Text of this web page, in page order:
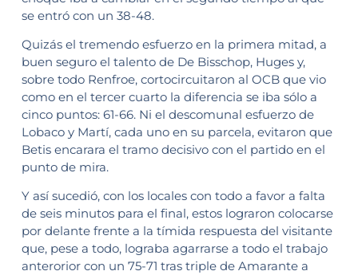
se entró con un 38-48.
Quizás el tremendo esfuerzo en la primera mitad, a
buen seguro el talento de De Bisschop, Huges y,
sobre todo Renfroe, cortocircuitaron al OCB que vio
como en el tercer cuarto la diferencia se iba sólo a
cinco puntos: 61-66. Ni el descomunal esfuerzo de
Lobaco y Martí, cada uno en su parcela, evitaron que
Betis encarara el tramo decisivo con el partido en el
punto de mira.
Y así sucedió, con los locales con todo a favor a falta
de seis minutos para el final, estos lograron colocarse
por delante frente a la tímida respuesta del visitante
que, pese a todo, lograba agarrarse a todo el trabajo
anterorior con un 75-71 tras triple de Amarante a